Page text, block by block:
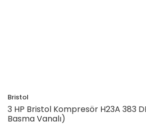
Bristol
3 HP Bristol Kompresör H23A 383
Basma Vanalı)